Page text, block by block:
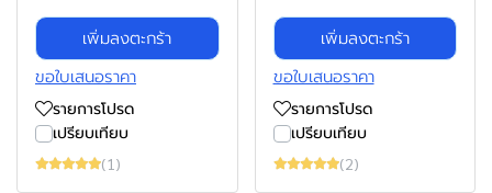
เพิ่มลงตะกร้า
ขอใบเสนอราคา
รายการโปรด
เปรียบเทียบ
(1)
เพิ่มลงตะกร้า
ขอใบเสนอราคา
รายการโปรด
เปรียบเทียบ
(2)